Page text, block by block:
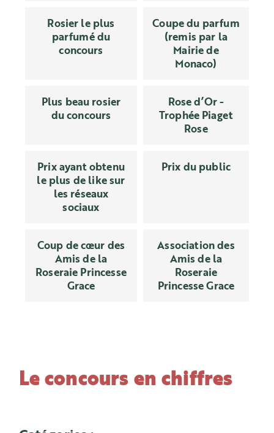
Rosier le plus
parfumé du
concours
Coupe du parfum
(remis par la
Mairie de
Monaco)
Plus beau rosier
du concours
Rose d’Or -
Trophée Piaget
Rose
Prix ayant obtenu
le plus de like sur
les réseaux
sociaux
Prix du public
Coup de cœur des
Amis de la
Roseraie Princesse
Grace
Association des
Amis de la
Roseraie
Princesse Grace
Le concours en chiffres